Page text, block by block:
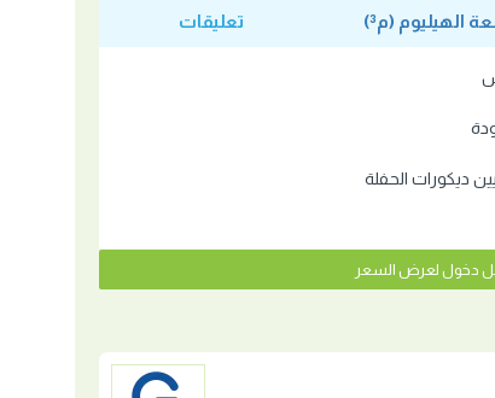
الهيليوم (م³) تعليقات
ديكورات الحفلة
دخول لعرض السعر